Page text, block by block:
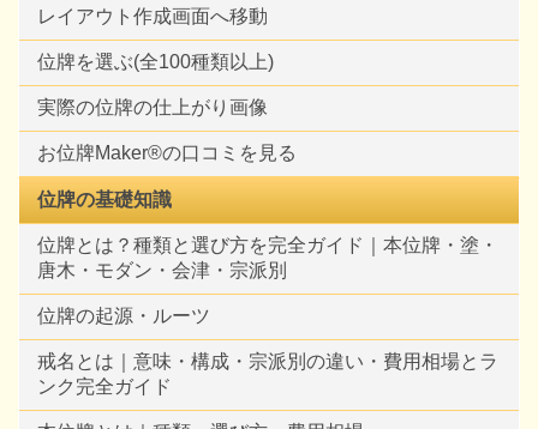
レイアウト作成画面へ移動
位牌を選ぶ(全100種類以上)
実際の位牌の仕上がり画像
お位牌Maker®の口コミを見る
位牌の基礎知識
位牌とは？種類と選び方を完全ガイド｜本位牌・塗・
唐木・モダン・会津・宗派別
位牌の起源・ルーツ
戒名とは｜意味・構成・宗派別の違い・費用相場とラ
ンク完全ガイド